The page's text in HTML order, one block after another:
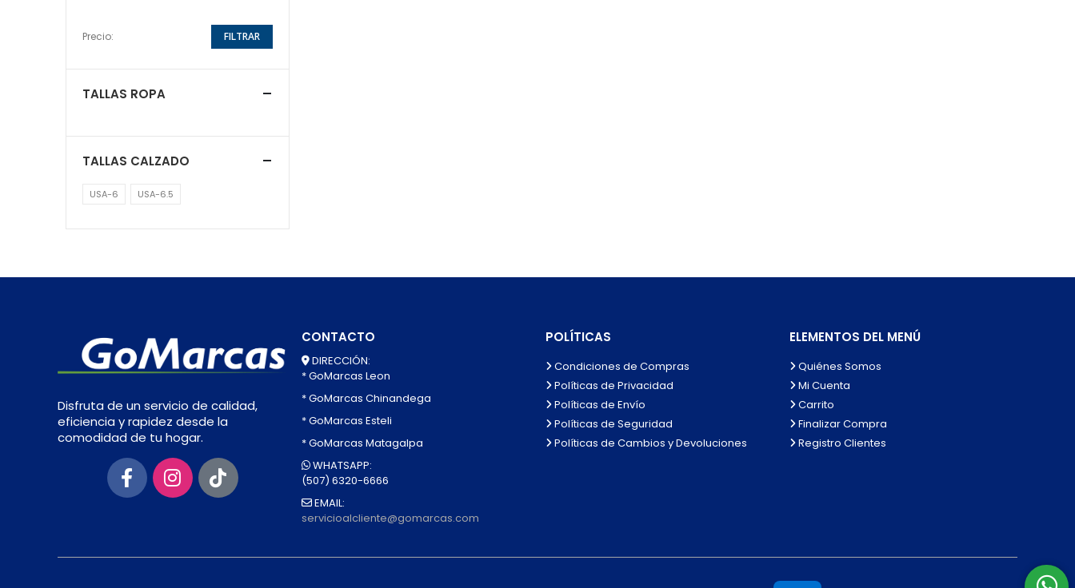
Precio: FILTRAR
TALLAS ROPA
TALLAS CALZADO
USA-6 USA-6.5
Disfruta de un servicio de calidad,
eficiencia y rapidez desde la
comodidad de tu hogar.
CONTACTO
DIRECCIÓN:
* GoMarcas Leon
* GoMarcas Chinandega
* GoMarcas Esteli
* GoMarcas Matagalpa
WHATSAPP:
(507) 6320-6666
EMAIL:
servicioalcliente@gomarcas.com
POLÍTICAS
Condiciones de Compras
Políticas de Privacidad
Políticas de Envío
Políticas de Seguridad
Políticas de Cambios y Devoluciones
ELEMENTOS DEL MENÚ
Quiénes Somos
Mi Cuenta
Carrito
Finalizar Compra
Registro Clientes